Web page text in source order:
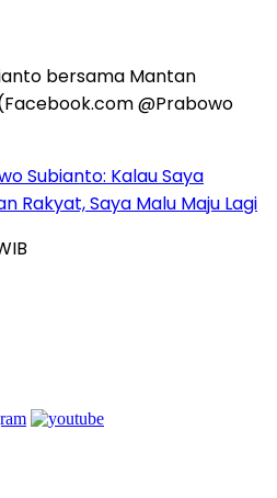
Subianto: Kalau Saya
Rakyat, Saya Malu Maju Lagi